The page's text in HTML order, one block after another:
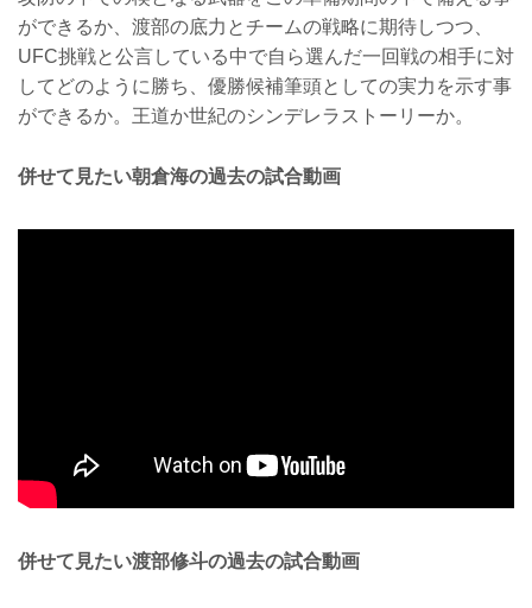
ができるか、渡部の底力とチームの戦略に期待しつつ、
UFC挑戦と公言している中で自ら選んだ一回戦の相手に対
してどのように勝ち、優勝候補筆頭としての実力を示す事
ができるか。王道か世紀のシンデレラストーリーか。
併せて見たい朝倉海の過去の試合動画
併せて見たい渡部修斗の過去の試合動画